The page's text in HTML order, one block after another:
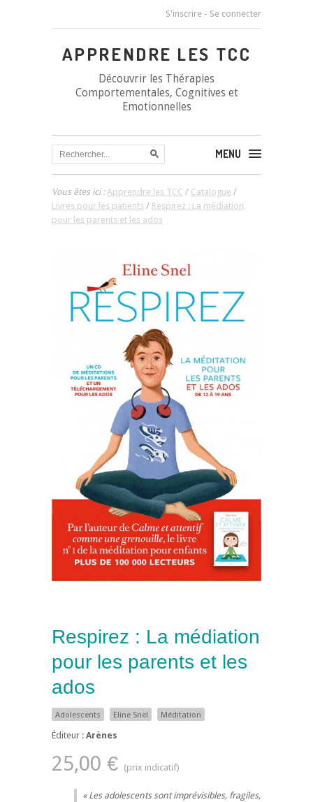
S'inscrire - Se connecter
APPRENDRE LES TCC
Découvrir les Thérapies
Comportementales, Cognitives et
Emotionnelles
MENU
Vous êtes ici :Apprendre les TCC / Catalogue /
Livres pour les patients / Respirez : La médiation
pour les parents et les ados
Respirez : La médiation
pour les parents et les
ados
Adolescents Eline Snel Méditation
Éditeur : Arènes
25,00 €
Les adolescents sont imprévisibles, fragiles,